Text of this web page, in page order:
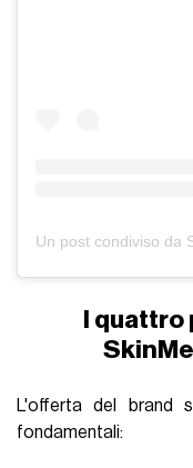
I
L'offerta del brand
fondamentali: